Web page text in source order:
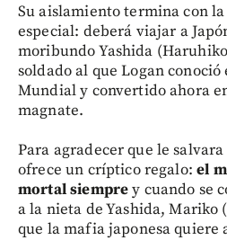
Su aislamiento termina con
especial: deberá viajar a
moribundo Yashida
soldado al que Logan
Mundial y convertido ahora
magnate.
Para agradecer que le
ofrece un críptico regalo:el
mortal siemprey cuando se
a la nieta de Yashida, Mariko
que la mafia japonesa quiere